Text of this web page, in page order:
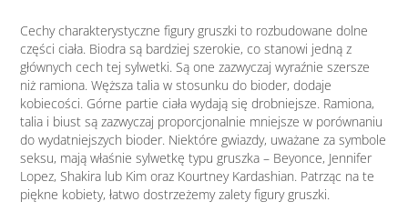
Cechy charakterystyczne figury gruszki to rozbudowane dolne
części ciała. Biodra są bardziej szerokie, co stanowi jedną z
głównych cech tej sylwetki. Są one zazwyczaj wyraźnie szersze
niż ramiona. Węższa talia w stosunku do bioder, dodaje
kobiecości. Górne partie ciała wydają się drobniejsze. Ramiona,
talia i biust są zazwyczaj proporcjonalnie mniejsze w porównaniu
do wydatniejszych bioder. Niektóre gwiazdy, uważane za symbole
seksu, mają właśnie sylwetkę typu gruszka – Beyonce, Jennifer
Lopez, Shakira lub Kim oraz Kourtney Kardashian. Patrząc na te
piękne kobiety, łatwo dostrzeżemy zalety figury gruszki.